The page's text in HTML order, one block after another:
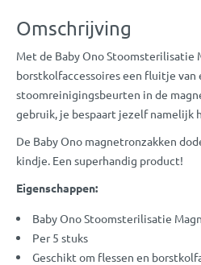
Omschrijving
Met de Baby Ono Stoomsterilisatie
borstkolfaccessoires een fluitje
stoomreinigingsbeurten in de
gebruik, je bespaart jezelf namelijk
De Baby Ono magnetronzakken
kindje. Een superhandig product!
Eigenschappen:
Baby Ono Stoomsterilisatie
Per 5 stuks
Geschikt om flessen en